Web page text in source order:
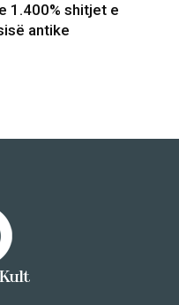
1.400% shitjet e
antike